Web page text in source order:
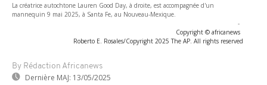
La créatrice autochtone Lauren Good Day, à droite, est accompagnée d'un
mannequin 9 mai 2025, à Santa Fe, au Nouveau-Mexique.
-
Copyright © africanews
Roberto E. Rosales/Copyright 2025 The AP. All rights reserved
By Rédaction Africanews
Dernière MAJ: 13/05/2025